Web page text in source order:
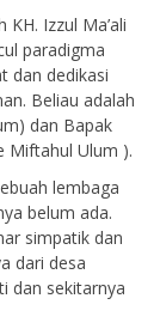
Izzul Ma’ali
paradigma
dan dedikasi
Beliau adalah
dan Bapak
Miftahul Ulum ).
lembaga
belum ada.
simpatik dan
dari desa
dan sekitarnya